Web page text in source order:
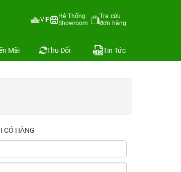
VIP
Hệ Thống
Showroom
Tra cứu
đơn hàng
Mãi Thu Đổi Tin Tức
CÓ HÀNG